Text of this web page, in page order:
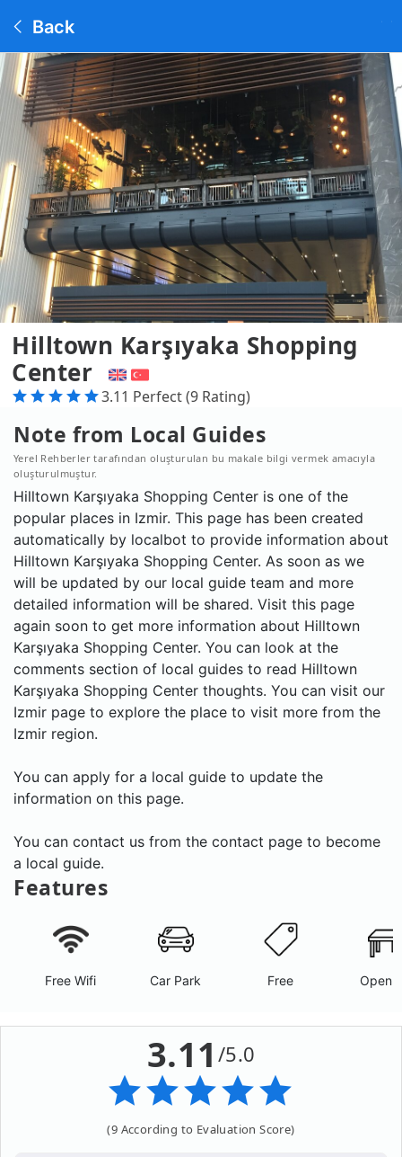
Back
Hilltown Karşıyaka Shopping
Center
3.11 Perfect (9 Rating)
Note from Local Guides
Yerel Rehberler tarafından oluşturulan bu makale bilgi vermek amacıyla
oluşturulmuştur.
Hilltown Karşıyaka Shopping Center is one of the
popular places in Izmir. This page has been created
automatically by localbot to provide information about
Hilltown Karşıyaka Shopping Center. As soon as we
will be updated by our local guide team and more
detailed information will be shared. Visit this page
again soon to get more information about Hilltown
Karşıyaka Shopping Center. You can look at the
comments section of local guides to read Hilltown
Karşıyaka Shopping Center thoughts. You can visit our
Izmir page to explore the place to visit more from the
Izmir region.
You can apply for a local guide to update the
information on this page.
You can contact us from the contact page to become
a local guide.
Features
Free Wifi Car Park Free Open
3.11 /5.0
(9 According to Evaluation Score)